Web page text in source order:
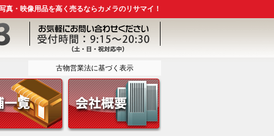
真・映像用品を高く売るならカメラのリサマイ！
古物営業法に基づく表示